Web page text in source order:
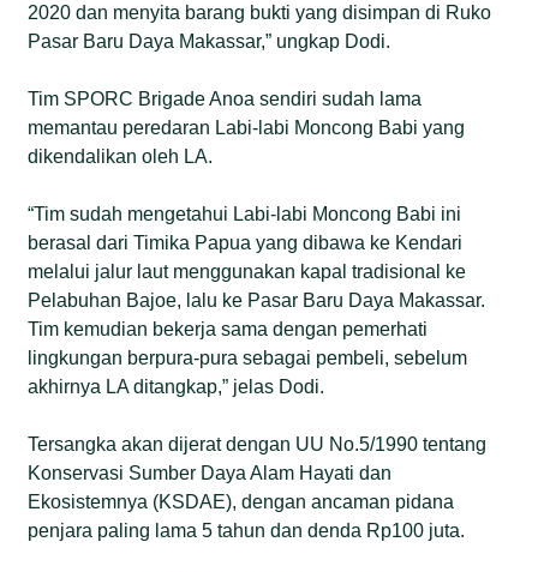
2020 dan menyita barang bukti yang disimpan di Ruko
Pasar Baru Daya Makassar,” ungkap Dodi.
Tim SPORC Brigade Anoa sendiri sudah lama
memantau peredaran Labi-labi Moncong Babi yang
dikendalikan oleh LA.
“Tim sudah mengetahui Labi-labi Moncong Babi ini
berasal dari Timika Papua yang dibawa ke Kendari
melalui jalur laut menggunakan kapal tradisional ke
Pelabuhan Bajoe, lalu ke Pasar Baru Daya Makassar.
Tim kemudian bekerja sama dengan pemerhati
lingkungan berpura-pura sebagai pembeli, sebelum
akhirnya LA ditangkap,” jelas Dodi.
Tersangka akan dijerat dengan UU No.5/1990 tentang
Konservasi Sumber Daya Alam Hayati dan
Ekosistemnya (KSDAE), dengan ancaman pidana
penjara paling lama 5 tahun dan denda Rp100 juta.